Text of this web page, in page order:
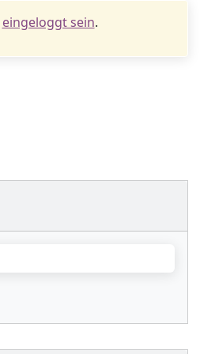
eingeloggt sein.